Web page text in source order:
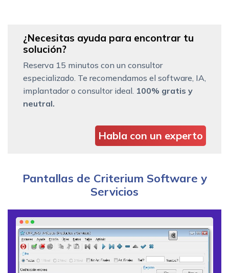
¿Necesitas ayuda para encontrar tu
solución?
Reserva 15 minutos con un consultor
especializado. Te recomendamos el software, IA,
implantador o consultor ideal. 100% gratis y
neutral.
Habla con un experto
Pantallas de Criterium Software y
Servicios